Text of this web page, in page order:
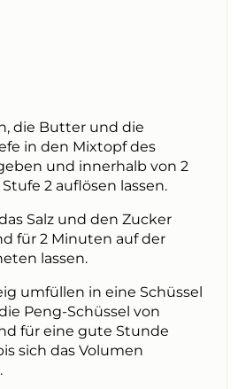
die Butter und die
in den Mixtopf des
und innerhalb von 2
Stufe 2 auflösen lassen.
Salz und den Zucker
für 2 Minuten auf der
lassen.
umfüllen in eine Schüssel
Peng-Schüssel von
für eine gute Stunde
sich das Volumen